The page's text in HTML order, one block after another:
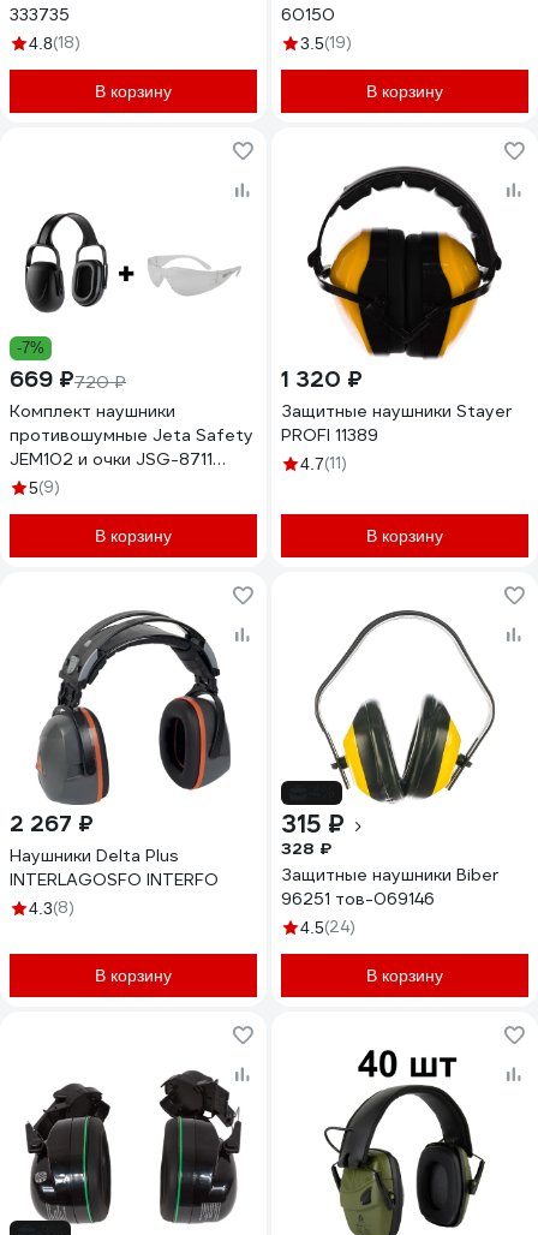
333735
4.8(18)
В корзину
60150
3.5(19)
В корзину
-7%
669 ₽720 ₽
Комплект наушники
противошумные Jeta Safety
JEM102 и очки JSG-8711
JEM102-8711
5(9)
В корзину
1 320 ₽
Защитные наушники Stayer
PROFI 11389
4.7(11)
В корзину
2 267 ₽
Наушники Delta Plus
INTERLAGOSFO INTERFO
4.3(8)
В корзину
315 ₽
328 ₽
Защитные наушники Biber
96251 тов-069146
4.5(24)
В корзину